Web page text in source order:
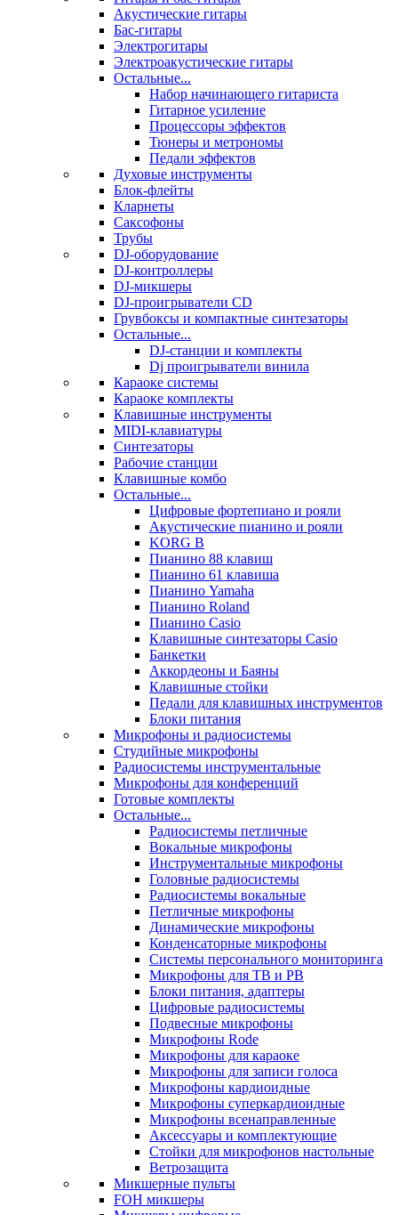
Акустические гитары
Бас-гитары
Электрогитары
Электроакустические гитары
Остальные...
Набор начинающего гитариста
Гитарное усиление
Процессоры эффектов
Тюнеры и метрономы
Педали эффектов
Духовые инструменты
Блок-флейты
Кларнеты
Саксофоны
Трубы
DJ-оборудование
DJ-контроллеры
DJ-микшеры
DJ-проигрыватели CD
Грувбоксы и компактные синтезаторы
Остальные...
DJ-станции и комплекты
Dj проигрыватели винила
Караоке системы
Караоке комплекты
Клавишные инструменты
MIDI-клавиатуры
Синтезаторы
Рабочие станции
Клавишные комбо
Остальные...
Цифровые фортепиано и рояли
Акустические пианино и рояли
KORG B
Пианино 88 клавиш
Пианино 61 клавиша
Пианино Yamaha
Пианино Roland
Пианино Casio
Клавишные синтезаторы Casio
Банкетки
Аккордеоны и Баяны
Клавишные стойки
Педали для клавишных инструментов
Блоки питания
Микрофоны и радиосистемы
Студийные микрофоны
Радиосистемы инструментальные
Микрофоны для конференций
Готовые комплекты
Остальные...
Радиосистемы петличные
Вокальные микрофоны
Инструментальные микрофоны
Головные радиосистемы
Радиосистемы вокальные
Петличные микрофоны
Динамические микрофоны
Конденсаторные микрофоны
Системы персонального мониторинга
Микрофоны для ТВ и РВ
Блоки питания, адаптеры
Цифровые радиосистемы
Подвесные микрофоны
Микрофоны Rode
Микрофоны для караоке
Микрофоны для записи голоса
Микрофоны кардиоидные
Микрофоны суперкардиоидные
Микрофоны всенаправленные
Аксессуары и комплектующие
Стойки для микрофонов настольные
Ветрозащита
Микшерные пульты
FOH микшеры